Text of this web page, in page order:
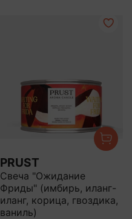
PRUST
Свеча "Ожидание
Фриды" (имбирь, иланг-
иланг, корица, гвоздика,
ваниль)